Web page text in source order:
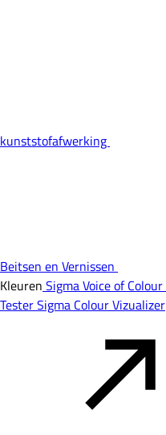
kunststofafwerking
Beitsen en Vernissen
Kleuren Sigma Voice of Colour
TesterSigma Colour Vizualizer